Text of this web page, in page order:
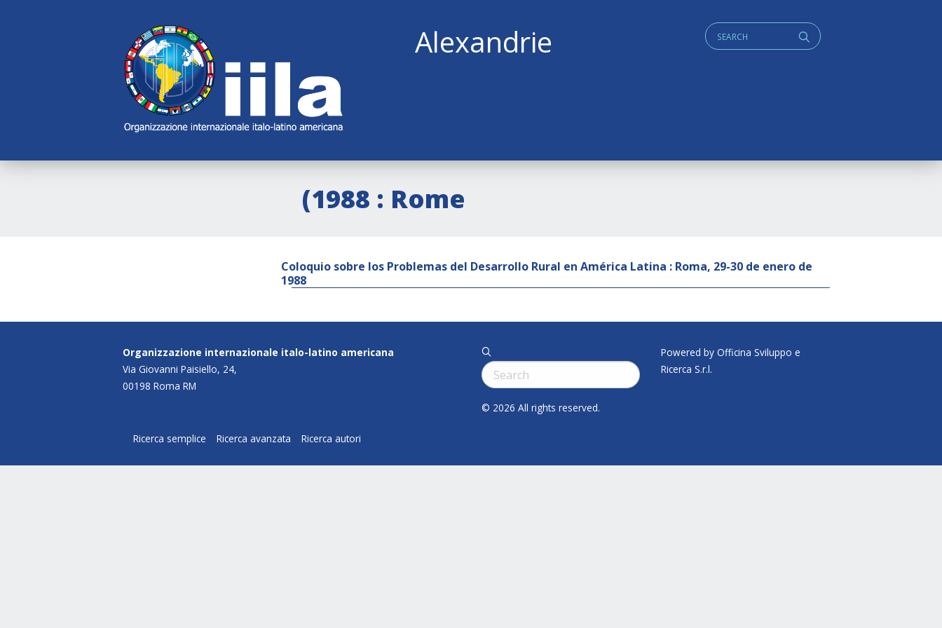
Alexandrie q
Cerca:
(1988 : Rome
Coloquio sobre los Problemas del Desarrollo Rural en América Latina : Roma, 29-30 de enero de
1988
Organizzazione internazionale italo-latino americana
Via Giovanni Paisiello, 24,
00198 Roma RM
Ricerca semplice Ricerca avanzata Ricerca autori
q
Cerca:
© 2026 All rights reserved.
Powered by Officina Sviluppo e
Ricerca S.r.l.